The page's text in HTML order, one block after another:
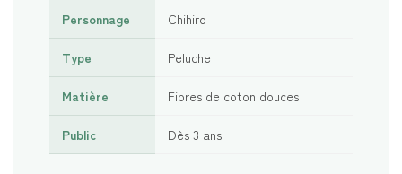
Personnage Chihiro
Type Peluche
Matière Fibres de coton douces
Public Dès 3 ans